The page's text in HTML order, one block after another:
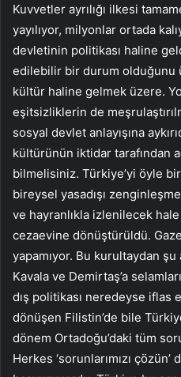
Kuvvetler ayrılığı ilkesi
yayılıyor, milyonlar ortada
devletinin politikası haline
edilebilir bir durum olduğunu
kültür haline gelmek üzere.
eşitsizliklerin de
sosyal devlet anlayışına
kültürünün iktidar tarafından
bilmelisiniz. Türkiye’yi öyle
bireysel yasadışı
ve hayranlıkla izlenilecek
cezaevine dönüştürüldü.
yapamıyor. Bu kurultaydan
Kavala ve Demirtaş’a
dış politikası neredeyse iflas
dönüşen Filistin’de bile
dönem Ortadoğu’daki tüm
Herkes ‘sorunlarımızı